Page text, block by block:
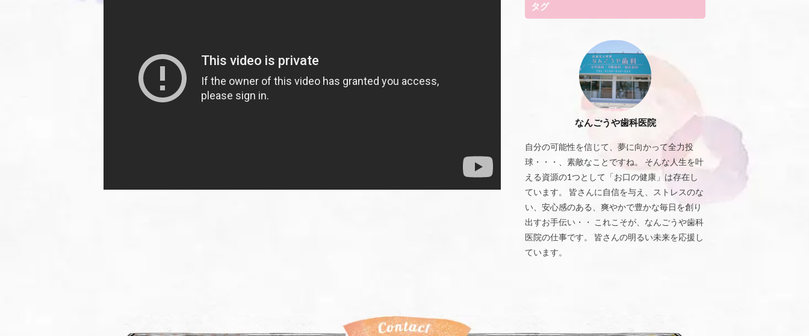
タグ
なんごうや歯科医院
自分の可能性を信じて、夢に向かって全力投
球・・・、素敵なことですね。 そんな人生を叶
える資源の1つとして「お口の健康」は存在し
ています。 皆さんに自信を与え、ストレスのな
い、安心感のある、爽やかで豊かな毎日を創り
出すお手伝い・・ これこそが、なんごうや歯科
医院の仕事です。 皆さんの明るい未来を応援し
ています。